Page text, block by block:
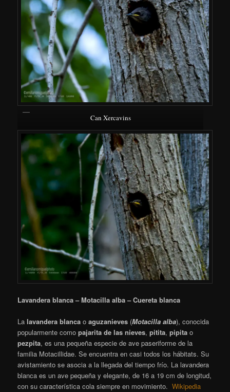
Can Xercavins
Lavandera blanca – Motacilla alba – Cuereta blanca
La lavandera blanca oaguzanieves (Motacilla alba), conocida
popularmente comopajarita de las nieves,pitita,pipita o
pezpita​, es una pequeña especie de ave paseriforme de la
familia Motacillidae. Se encuentra en casi todos los hábitats. Su
avistamiento se asocia a la llegada del tiempo frío. La lavandera
blanca es un ave pequeña y elegante, de 16 a 19 cm de longitud,
con su característica cola siempre en movimiento.Wikipedia